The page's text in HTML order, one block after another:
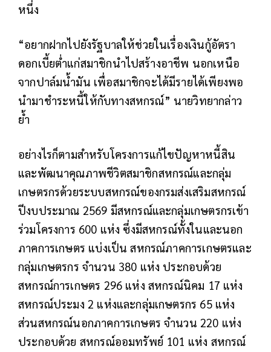
หนึ่ง
“อยากฝากไปยังรัฐบาลให้ช่วยในเรื่องเงินกู้อัตรา
ดอกเบี้ยต่ำแก่สมาชิกนำไปสร้างอาชีพ นอกเหนือ
จากปาล์มน้ำมัน เพื่อสมาชิกจะได้มีรายได้เพียงพอ
นำมาชำระหนี้ให้กับทางสหกรณ์” นายวิทยากล่าว
ย้ำ
อย่างไรก็ตามสำหรับโครงการแก้ไขปัญหาหนี้สิน
และพัฒนาคุณภาพชีวิตสมาชิกสหกรณ์และกลุ่ม
เกษตรกรด้วยระบบสหกรณ์ของกรมส่งเสริมสหกรณ์
ปีงบประมาณ 2569 มีสหกรณ์และกลุ่มเกษตรกรเข้า
ร่วมโครงการ 600 แห่ง ซึ่งมีสหกรณ์ทั้งในและนอก
ภาคการเกษตร แบ่งเป็น สหกรณ์ภาคการเกษตรและ
กลุ่มเกษตรกร จำนวน 380 แห่ง ประกอบด้วย
สหกรณ์การเกษตร 296 แห่ง สหกรณ์นิคม 17 แห่ง
สหกรณ์ประมง 2 แห่งและกลุ่มเกษตรกร 65 แห่ง
ส่วนสหกรณ์นอกภาคการเกษตร จำนวน 220 แห่ง
ประกอบด้วย สหกรณ์ออมทรัพย์ 101 แห่ง สหกรณ์